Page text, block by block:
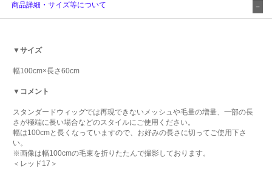
商品詳細・サイズ等について
▼サイズ
幅100cm×長さ60cm
▼コメント
スタンダードウィッグでは再現できないメッシュや毛量の増量、一部の長
さが極端に長い場合などのスタイルにご使用ください。
幅は100cmと長くなっていますので、お好みの長さに切ってご使用下さ
い。
※画像は幅100cmの毛束を折りたたんで撮影しております。
＜レッド17＞